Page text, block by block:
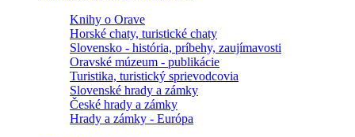
Knihy o Orave
Horské chaty, turistické chaty
Slovensko - história, príbehy, zaujímavosti
Oravské múzeum - publikácie
Turistika, turistický sprievodcovia
Slovenské hrady a zámky
České hrady a zámky
Hrady a zámky - Európa